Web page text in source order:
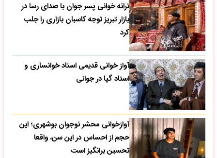
ترانه خوانی پسر جوان با صدای رسا در
بازار تبریز توجه کاسبان بازاری را جلب
کرد
آواز خوانی قدیمی استاد خوانساری و
استاد گپا در جوانی
آوازخوانی محشر نوجوان بوشهری؛ این
حجم از احساس در این سن، واقعا
تحسین‌ برانگیز است